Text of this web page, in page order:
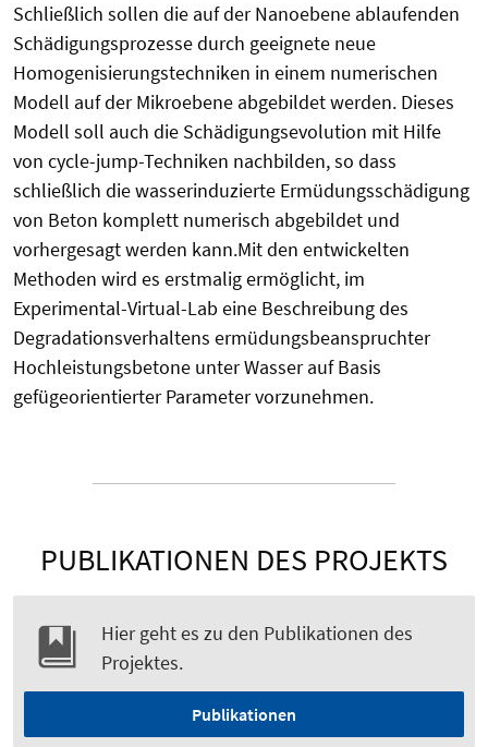
Schließlich sollen die auf der Nanoebene ablaufenden
Schädigungsprozesse durch geeignete neue
Homogenisierungstechniken in einem numerischen
Modell auf der Mikroebene abgebildet werden. Dieses
Modell soll auch die Schädigungsevolution mit Hilfe
von cycle-jump-Techniken nachbilden, so dass
schließlich die wasserinduzierte Ermüdungsschädigung
von Beton komplett numerisch abgebildet und
vorhergesagt werden kann.Mit den entwickelten
Methoden wird es erstmalig ermöglicht, im
Experimental-Virtual-Lab eine Beschreibung des
Degradationsverhaltens ermüdungsbeanspruchter
Hochleistungsbetone unter Wasser auf Basis
gefügeorientierter Parameter vorzunehmen.
PUBLIKATIONEN DES PROJEKTS
Hier geht es zu den Publikationen des
Projektes.
Publikationen